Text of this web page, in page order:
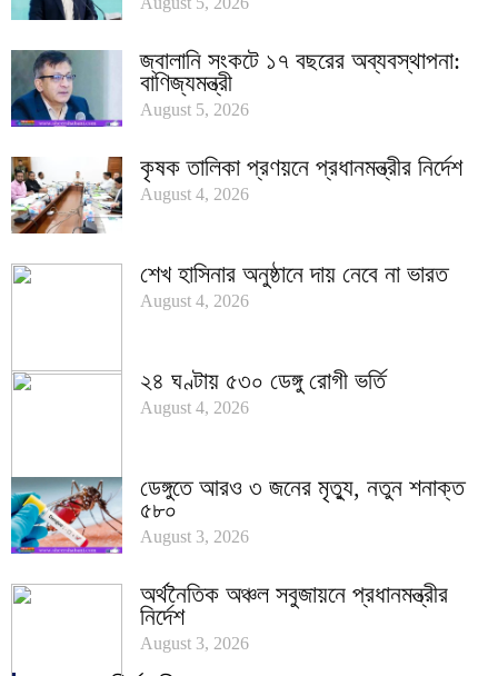
জ্বালানি সংকটে ১৭ বছরের অব্যবস্থাপনা:
বাণিজ্যমন্ত্রী
August 5, 2026
কৃষক তালিকা প্রণয়নে প্রধানমন্ত্রীর নির্দেশ
August 4, 2026
শেখ হাসিনার অনুষ্ঠানে দায় নেবে না ভারত
August 4, 2026
২৪ ঘণ্টায় ৫৩০ ডেঙ্গু রোগী ভর্তি
August 4, 2026
ডেঙ্গুতে আরও ৩ জনের মৃত্যু, নতুন শনাক্ত
৫৮০
August 3, 2026
অর্থনৈতিক অঞ্চল সবুজায়নে প্রধানমন্ত্রীর
নির্দেশ
August 3, 2026